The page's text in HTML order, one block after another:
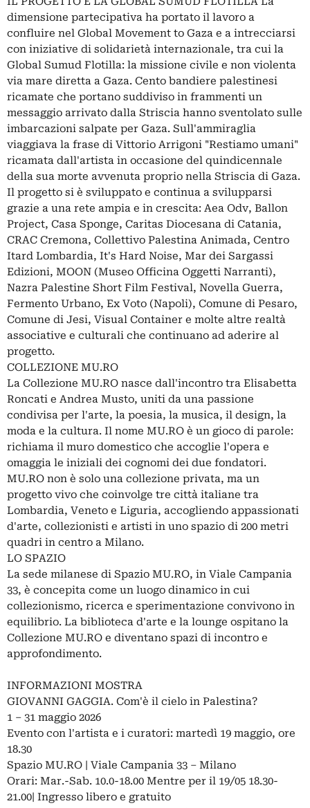
dimensione partecipativa ha portato il lavoro a
confluire nel Global Movement to Gaza e a intrecciarsi
con iniziative di solidarietà internazionale, tra cui la
Global Sumud Flotilla: la missione civile e non violenta
via mare diretta a Gaza. Cento bandiere palestinesi
ricamate che portano suddiviso in frammenti un
messaggio arrivato dalla Striscia hanno sventolato sulle
imbarcazioni salpate per Gaza. Sull'ammiraglia
viaggiava la frase di Vittorio Arrigoni "Restiamo umani"
ricamata dall'artista in occasione del quindicennale
della sua morte avvenuta proprio nella Striscia di Gaza.
Il progetto si è sviluppato e continua a svilupparsi
grazie a una rete ampia e in crescita: Aea Odv, Ballon
Project, Casa Sponge, Caritas Diocesana di Catania,
CRAC Cremona, Collettivo Palestina Animada, Centro
Itard Lombardia, It's Hard Noise, Mar dei Sargassi
Edizioni, MOON (Museo Officina Oggetti Narranti),
Nazra Palestine Short Film Festival, Novella Guerra,
Fermento Urbano, Ex Voto (Napoli), Comune di Pesaro,
Comune di Jesi, Visual Container e molte altre realtà
associative e culturali che continuano ad aderire al
progetto.
COLLEZIONE MU.RO
La Collezione MU.RO nasce dall'incontro tra Elisabetta
Roncati e Andrea Musto, uniti da una passione
condivisa per l'arte, la poesia, la musica, il design, la
moda e la cultura. Il nome MU.RO è un gioco di parole:
richiama il muro domestico che accoglie l'opera e
omaggia le iniziali dei cognomi dei due fondatori.
MU.RO non è solo una collezione privata, ma un
progetto vivo che coinvolge tre città italiane tra
Lombardia, Veneto e Liguria, accogliendo appassionati
d'arte, collezionisti e artisti in uno spazio di 200 metri
quadri in centro a Milano.
LO SPAZIO
La sede milanese di Spazio MU.RO, in Viale Campania
33, è concepita come un luogo dinamico in cui
collezionismo, ricerca e sperimentazione convivono in
equilibrio. La biblioteca d'arte e la lounge ospitano la
Collezione MU.RO e diventano spazi di incontro e
approfondimento.
INFORMAZIONI MOSTRA
GIOVANNI GAGGIA. Com'è il cielo in Palestina?
1 – 31 maggio 2026
Evento con l'artista e i curatori: martedì 19 maggio, ore
18.30
Spazio MU.RO | Viale Campania 33 – Milano
Orari: Mar.-Sab. 10.0-18.00 Mentre per il 19/05 18.30-
21.00| Ingresso libero e gratuito